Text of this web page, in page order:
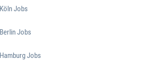
Köln Jobs
Berlin Jobs
Hamburg Jobs